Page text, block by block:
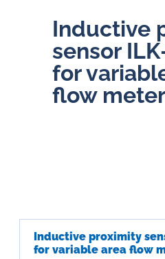
Inductive
sensor
for
flow
Inductive proximity
for variable area flow